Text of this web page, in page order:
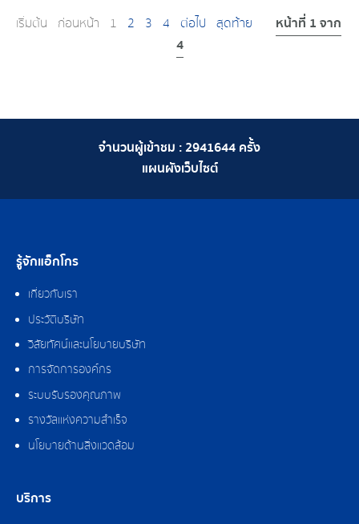
เริ่มต้น ก่อนหน้า 1 2 3 4 ต่อไป สุดท้าย
หน้าที่ 1 จาก
4
จำนวนผู้เข้าชม :2941644 ครั้ง
แผนผังเว็บไซต์
รู้จักแอ็กโกร
เกี่ยวกับเรา
ประวัติบริษัท
วิสัยทัศน์และนโยบายบริษัท
การจัดการองค์กร
ระบบรับรองคุณภาพ
รางวัลแห่งความสำเร็จ
นโยบายด้านสิ่งแวดล้อม
บริการ